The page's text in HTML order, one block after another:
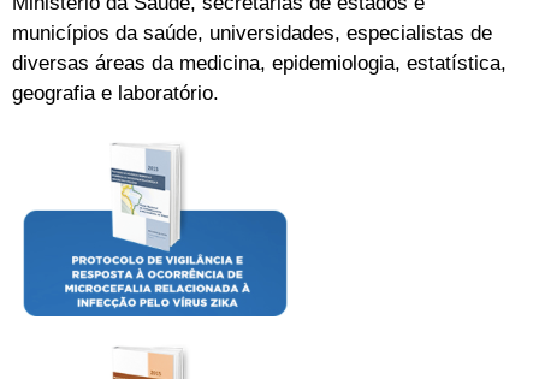
municípios da saúde, universidades, especialistas de
diversas áreas da medicina, epidemiologia, estatística,
geografia e laboratório.